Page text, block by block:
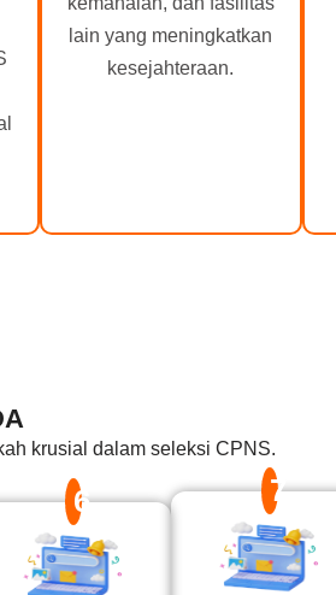
lain yang meningkatkan
kesejahteraan.
krusial dalam seleksi CPNS.
6 7